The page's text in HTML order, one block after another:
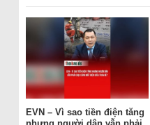
EVN – Vì sao tiền điện tăng